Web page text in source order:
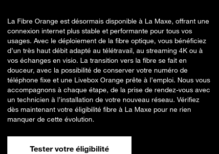
La Fibre Orange est désormais disponible à La Maxe, offrant une
connexion internet plus stable et performante pour tous vos
usages. Avec le déploiement de la fibre optique, vous bénéficiez
d’un très haut débit adapté au télétravail, au streaming 4K ou à
vos échanges en visio. La transition vers la fibre se fait en
douceur, avec la possibilité de conserver votre numéro de
téléphone fixe et une Livebox Orange prête à l’emploi. Nous vous
accompagnons à chaque étape, de la prise de rendez-vous avec
un technicien à l’installation de votre nouveau réseau. Vérifiez
dès maintenant votre éligibilité fibre à La Maxe pour ne rien
manquer de cette évolution.
Tester votre éligibilité